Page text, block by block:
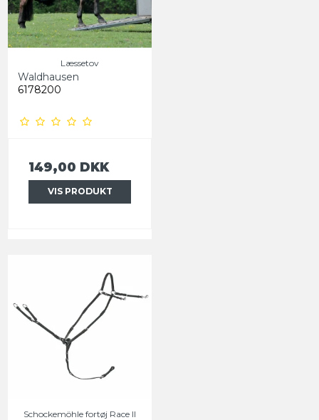
Læssetov
Waldhausen
6178200
149,00 DKK
VIS PRODUKT
Schockemöhle fortøj Race II